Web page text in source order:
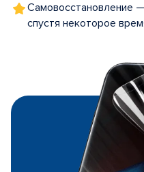
Самовосстановление
спустя некоторое